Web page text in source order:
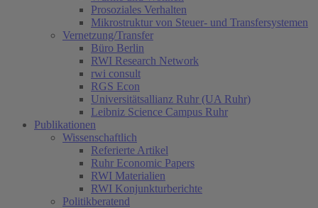
Prosoziales Verhalten
Mikrostruktur von Steuer- und Transfersystemen
Vernetzung/Transfer
Büro Berlin
RWI Research Network
rwi consult
RGS Econ
Universitätsallianz Ruhr (UA Ruhr)
Leibniz Science Campus Ruhr
Publikationen
Wissenschaftlich
Referierte Artikel
Ruhr Economic Papers
RWI Materialien
RWI Konjunkturberichte
Politikberatend